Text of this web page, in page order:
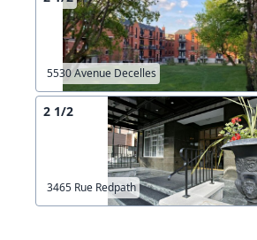
5530 Avenue Decelles
2 1/2
3465 Rue Redpath
Autre
Commentaires:
X Fermer
Commentaires:
Lien vers inscription (sera inclus
Créer un